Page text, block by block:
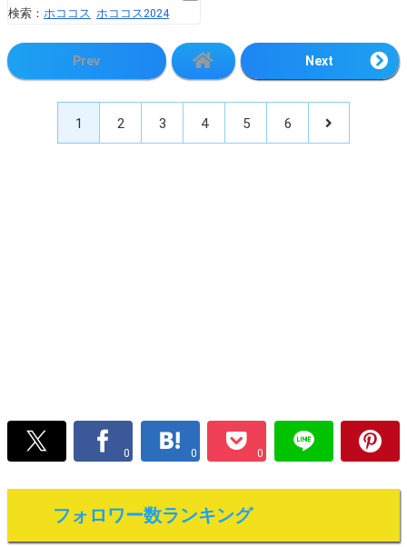
検索： ホココス ホココス2024
Prev Next
1 2 3 4 5 6
0 0 0
フォロワー数ランキング